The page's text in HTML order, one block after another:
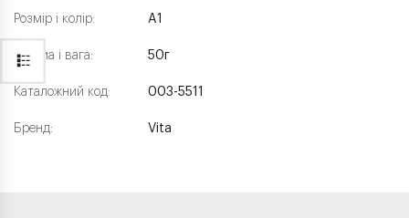
Розмір і колір:
Форма і вага:
Каталожний код:
Бренд:
A1
50г
003-5511
Vita